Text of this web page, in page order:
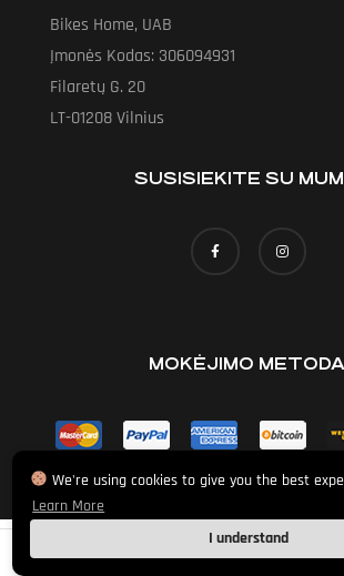
Bikes Home, UAB
Įmonės Kodas: 306094931
Filaretų G. 20
LT-01208 Vilnius
SUSISIEKITE SU
MOKĖJIMO
We're using cookies to give you the best
Learn More
I understand